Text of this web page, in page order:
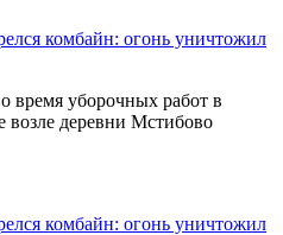
комбайн: огонь уничтожил
уборочных работ в
возле деревни Мстибово
комбайн: огонь уничтожил